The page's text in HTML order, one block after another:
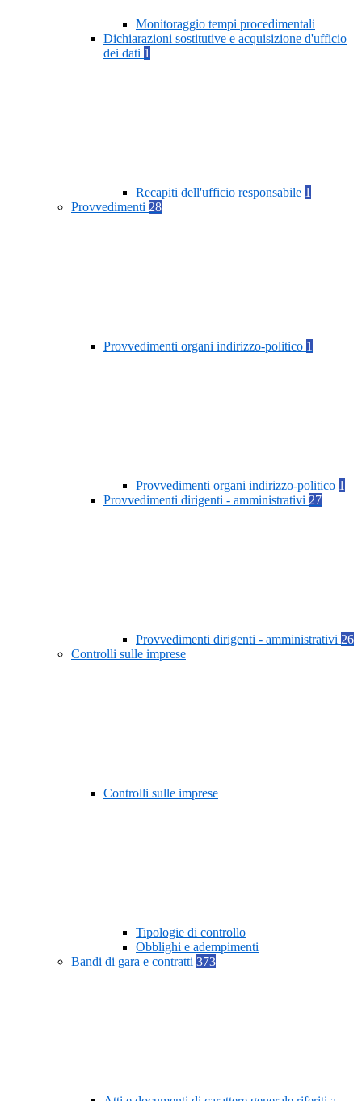
Monitoraggio tempi procedimentali
Dichiarazioni sostitutive e acquisizione d'ufficio
dei dati 1
Recapiti dell'ufficio responsabile 1
Provvedimenti 28
Provvedimenti organi indirizzo-politico 1
Provvedimenti organi indirizzo-politico 1
Provvedimenti dirigenti - amministrativi 27
Provvedimenti dirigenti - amministrativi 26
Controlli sulle imprese
Controlli sulle imprese
Tipologie di controllo
Obblighi e adempimenti
Bandi di gara e contratti 373